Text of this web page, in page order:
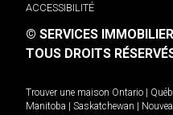
ACCESSIBILITÉ
© SERVICES
TOUS DROITS
Trouver une maison Ontario
Manitoba
Saskatchewan